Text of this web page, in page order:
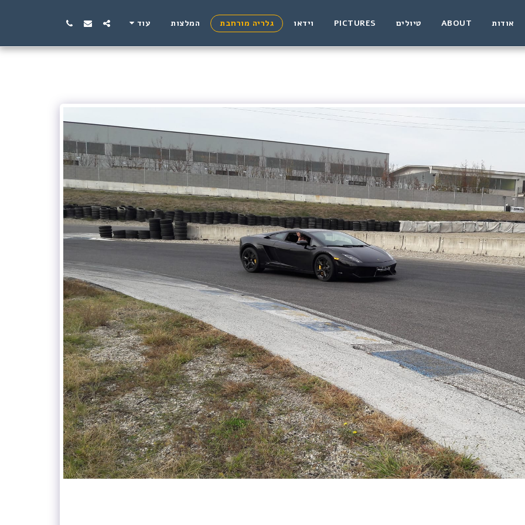
אודות ABOUT טיולים PICTURES וידאו גלריה מורחבת המלצות עוד